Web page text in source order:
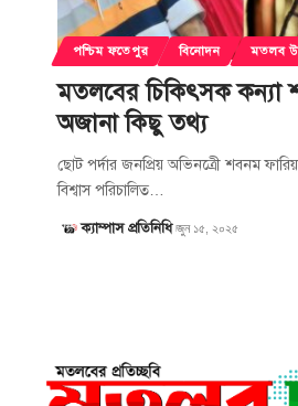
পশ্চিম ফতেপুর বিনোদন মতলব
মতলবের চিকিৎসক কন্যা
অজানা কিছু তথ্য
ছোট পর্দার জনপ্রিয় অভিনত্রেী শবনম
বিশ্বাস পরিচালিত…
ক্যাম্পাস প্রতিনিধি জুন ১৫, ২০২৫